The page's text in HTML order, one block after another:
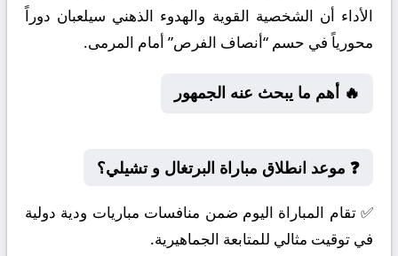
الأداء أن الشخصية القوية والهدوء الذهني سيلعبان دوراً
محورياً في حسم “أنصاف الفرص” أمام المرمى.
🔥 أهم ما يبحث عنه الجمهور
❓ موعد انطلاق مباراة البرتغال و تشيلي؟
✅ تقام المباراة اليوم ضمن منافسات مباريات ودية دولية
في توقيت مثالي للمتابعة الجماهيرية.